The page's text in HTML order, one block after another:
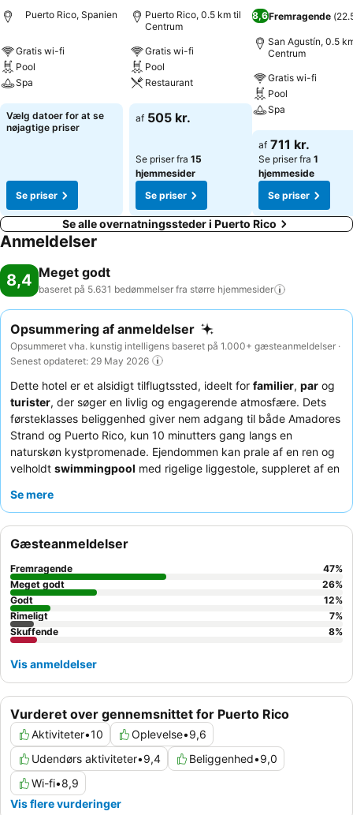
Puerto Rico, Spanien
Gratis wi-fi
Pool
Spa
Se priser
Vælg datoer for at se
nøjagtige priser
Se priser
Puerto Rico, 0.5 km til
Centrum
Gratis wi-fi
Pool
Restaurant
Se priser
af 505 kr.
Se priser fra 15
hjemmesider
Se priser
8,6Fremragende (
San Agustín, 0.5
Centrum
Gratis wi-fi
Pool
Spa
Se priser
af 711 kr.
Se priser fra 1
hjemmeside
Se priser
Se alle overnatningssteder i Puerto Rico
Anmeldelser
8,4 Meget godt
baseret på 5.631 bedømmelser fra større hjemmesider
Opsummering af anmeldelser
Opsummeret vha. kunstig intelligens baseret på 1.000+ gæsteanmeldelser ·
Senest opdateret: 29 May 2026
Dette hotel er et alsidigt tilflugtssted, ideelt for familier, par og
turister, der søger en livlig og engagerende atmosfære. Dets
førsteklasses beliggenhed giver nem adgang til både Amadores
Strand og Puerto Rico, kun 10 minutters gang langs en
naturskøn kystpromenade. Ejendommen kan prale af en ren og
velholdt swimmingpool med rigelige liggestole, suppleret af en
det terrasserede kompleks. Gæsterne roser konsekvent det
smoothies og Cava om søndagen. For en mere rolig oplevelse
kan du overveje at anmode om et værelse med udsigt til haven.
Se mere
Vurderet over gennemsnittet for Puerto Rico
Aktiviteter•10 Oplevelse•9,6
Udendørs aktiviteter•9,4 Beliggenhed•9,0
Wi-fi•8,9
Vis flere vurderinger
Gæsteanmeldelser
Fremragende 47%
Meget godt
26%
Godt
12%
Rimeligt
7%
Skuffende
8%
Vis anmeldelser